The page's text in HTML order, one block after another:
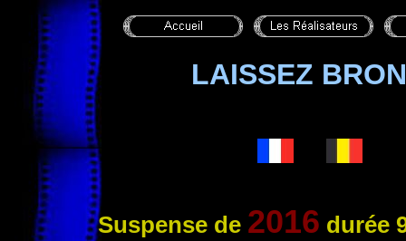
LAISSEZ
Suspense de 2016 durée